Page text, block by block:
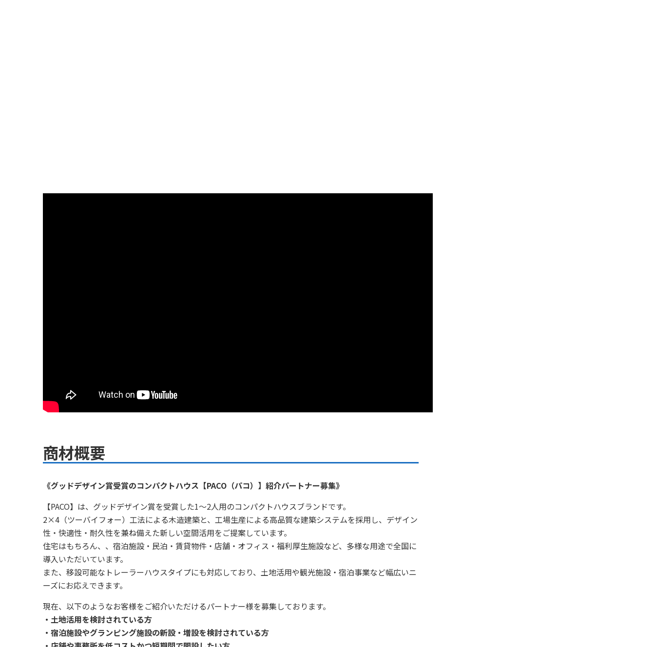
商材概要
《グッドデザイン賞受賞のコンパクトハウス【PACO（パコ）】紹介パートナー募集》
【PACO】は、グッドデザイン賞を受賞した1～2人用のコンパクトハウスブランドです。
2×4（ツーバイフォー）工法による木造建築と、工場生産による高品質な建築システムを採用し、デザイン
性・快適性・耐久性を兼ね備えた新しい空間活用をご提案しています。
住宅はもちろん、、宿泊施設・民泊・賃貸物件・店舗・オフィス・福利厚生施設など、多様な用途で全国に
導入いただいています。
また、移設可能なトレーラーハウスタイプにも対応しており、土地活用や観光施設・宿泊事業など幅広いニ
ーズにお応えできます。
現在、以下のようなお客様をご紹介いただけるパートナー様を募集しております。
・土地活用を検討されている方
・宿泊施設やグランピング施設の新設・増設を検討されている方